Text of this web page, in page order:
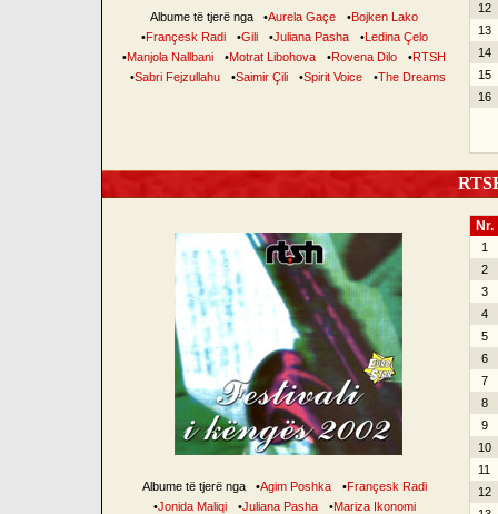
Albume të tjerë nga •Aurela Gaçe •Bojken Lako
•Françesk Radi •Gili •Juliana Pasha •Ledina Çelo
•Manjola Nallbani •Motrat Libohova •Rovena Dilo •RTSH
•Sabri Fejzullahu •Saimir Çili •Spirit Voice •The Dreams
12
13
14
15
16
Albume të tjerë nga •Agim Poshka •Françesk Radi
•Jonida Maliqi •Juliana Pasha •Mariza Ikonomi
Nr.
1
2
3
4
5
6
7
8
9
10
11
12